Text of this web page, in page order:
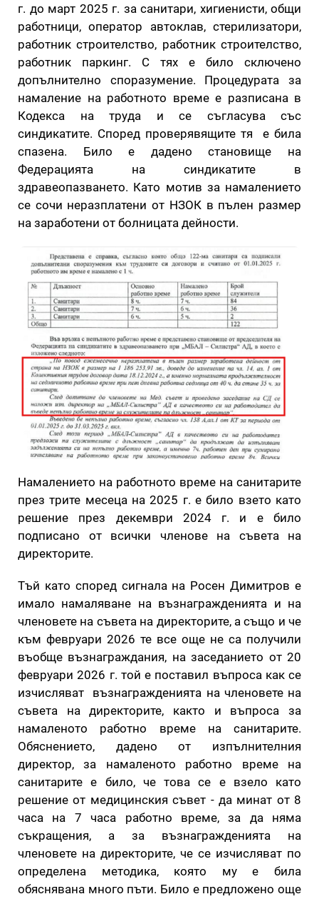
г. до март 2025 г. за санитари, хигиенисти, общи
работници, оператор автоклав, стерилизатори,
работник строителство, работник строителство,
работник паркинг. С тях е било сключено
допълнително споразумение. Процедурата за
намаление на работното време е разписана в
Кодекса на труда и се съгласува със
синдикатите. Според проверявящите тя е била
спазена. Било е дадено становище на
Федерацията на синдикатите в
здравеопазването. Като мотив за намалението
се сочи неразплатени от НЗОК в пълен размер
на заработени от болницата дейности.
Намалението на работното време на санитарите
през трите месеца на 2025 г. е било взето като
решение през декември 2024 г. и е било
подписано от всички членове на съвета на
директорите.
Тъй като според сигнала на Росен Димитров е
имало намаляване на възнагражденията и на
членовете на съвета на директорите, а също и че
към февруари 2026 те все още не са получили
въобще възнаграждания, на заседанието от 20
февруари 2026 г. той е поставил въпроса как се
изчисляват възнагражденията на членовете на
съвета на директорите, както и въпроса за
намаленото работно време на санитарите.
Обяснението, дадено от изпълнителния
директор, за намаленото работно време на
санитарите е било, че това се е взело като
решение от медицинския съвет - да минат от 8
часа на 7 часа работно време, за да няма
съкращения, а за възнагражденията на
членовете на директорите, че се изчисляват по
определена методика, която му е била
обяснявана много пъти. Било е предложено още